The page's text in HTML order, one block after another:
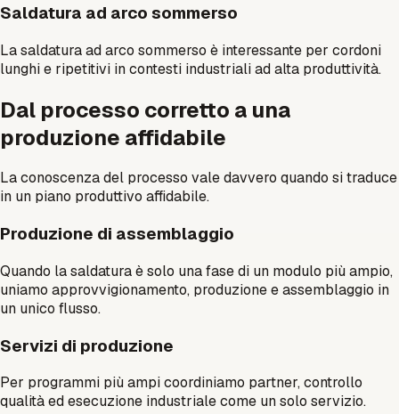
Saldatura ad arco sommerso
La saldatura ad arco sommerso è interessante per cordoni
lunghi e ripetitivi in contesti industriali ad alta produttività.
Dal processo corretto a una
produzione affidabile
La conoscenza del processo vale davvero quando si traduce
in un piano produttivo affidabile.
Produzione di assemblaggio
Quando la saldatura è solo una fase di un modulo più ampio,
uniamo approvvigionamento, produzione e assemblaggio in
un unico flusso.
Servizi di produzione
Per programmi più ampi coordiniamo partner, controllo
qualità ed esecuzione industriale come un solo servizio.